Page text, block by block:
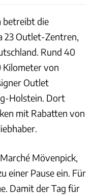
betreibt die
23 Outlet-Zentren,
Rund 40
Kilometer von
Outlet
Holstein. Dort
mit Rabatten von
Mövenpick,
einer Pause ein. Für
Damit der Tag für